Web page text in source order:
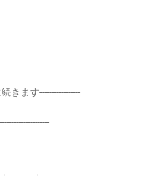
きます-----------------